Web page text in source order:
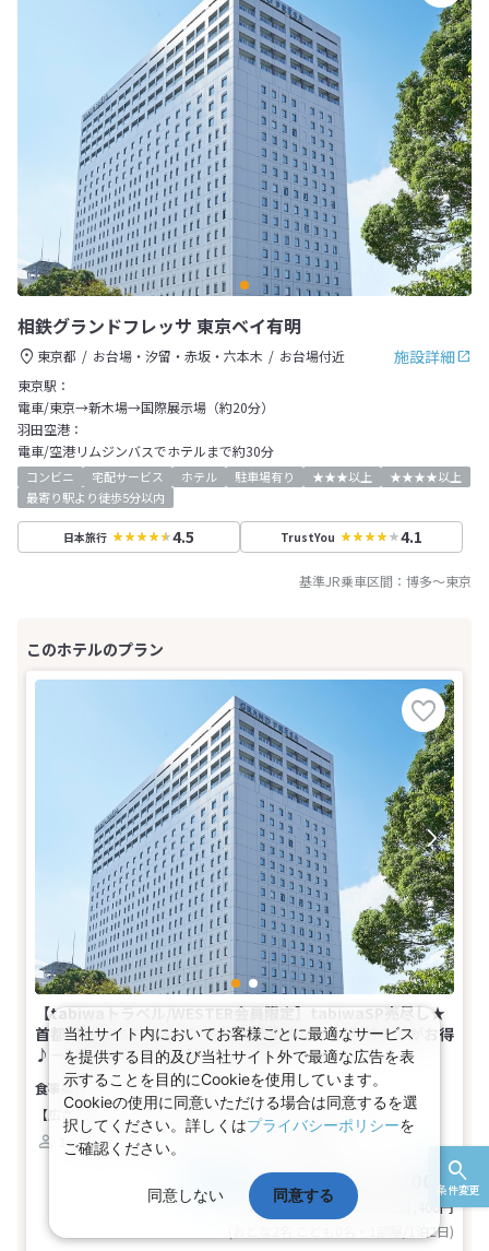
条件変更
相鉄グランドフレッサ 東京ベイ有明
施設詳細
東京都 お台場・汐留・赤坂・六本木
お台場付近
東京駅：
電車/東京→新木場→国際展示場（約20分）
羽田空港：
電車/空港リムジンバスでホテルまで約30分
コンビニ 宅配サービス ホテル 駐車場有り ★★★以上
★★★★以上
最寄り駅より徒歩5分以内
日本旅行 4.5 TrustYou 4.1
基準JR乗車区間： 博多～東京
【tabiwaトラベル/WESTER会員限定】tabiwaSP売尽し★
首都圏★WESTERポイント付 【早期申込】30日前までがお得
♪－【禁煙】ダブル(1名～2名1室)
食事なし
【広さ】17.3平米
【ベッド】幅140cm×長さ203cm（1台）
1～2名
ダブル
税込 51,900～65,700円
基本代金合計103,800〜131,400 円
(おとな2名 こども0名・1部屋/1泊2日)
当社サイト内においてお客様ごとに最適なサービス
を提供する目的及び当社サイト外で最適な広告を表
示することを目的にCookieを使用しています。
Cookieの使用に同意いただける場合は同意するを選
択してください。詳しくはプライバシーポリシーを
ご確認ください。
同意しない 同意する